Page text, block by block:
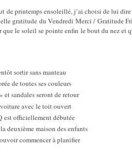
de printemps ensoleillé, j’ai choisi de lui dire
gratitude du Vendredi Merci / Gratitude
que le soleil se pointe enfin le bout du nez et
sortir sans manteau
de toutes ses couleurs
et sandales seront de retour
avec le toit ouvert
est officiellement débutée
deuxième maison des enfants
commencer à planifier